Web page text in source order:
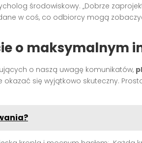
środowiskowy. „Dobrze
w coś, co odbiorcy mogą
o maksymalnym
o naszą uwagę komunikatów,
okazać się wyjątkowo skuteczny.